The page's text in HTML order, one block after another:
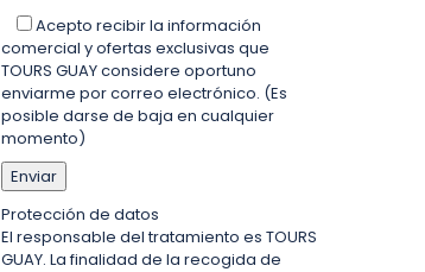
Acepto recibir la información
comercial y ofertas exclusivas que
TOURS GUAY considere oportuno
enviarme por correo electrónico. (Es
posible darse de baja en cualquier
momento)
Protección de datos
El responsable del tratamiento es TOURS
GUAY. La finalidad de la recogida de